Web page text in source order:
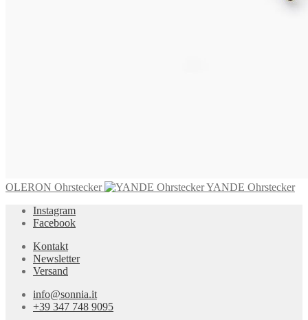
OLERON Ohrstecker
YANDE Ohrstecker
Instagram
Facebook
Kontakt
Newsletter
Versand
info@sonnia.it
+39 347 748 9095